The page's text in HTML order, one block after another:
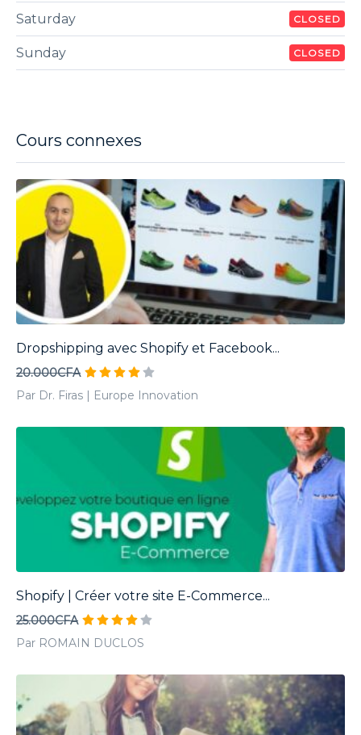
Cours connexes
Dropshipping avec Shopify et Facebook...
20.000CFA
Par Dr. Firas | Europe Innovation
Shopify | Créer votre site E-Commerce...
25.000CFA
Par ROMAIN DUCLOS
Saturday CLOSED
Sunday CLOSED